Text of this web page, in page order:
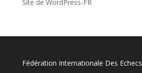
Site de WordPress-FR
Fédération Internationale Des Echecs